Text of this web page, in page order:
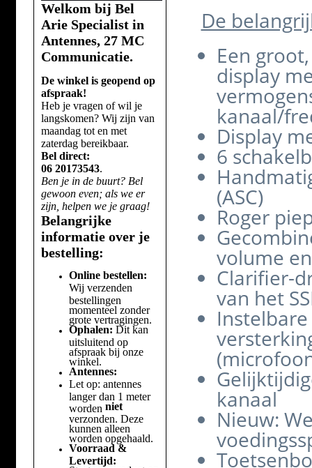
Welkom bij Bel
Arie Specialist in
Antennes, 27 MC
Communicatie.
De winkel is geopend op
afspraak!
Heb je vragen of wil je
langskomen? Wij zijn van
maandag tot en met
zaterdag bereikbaar.
Bel direct:
06 20173543.
Ben je in de buurt? Bel
gewoon even; als we er
zijn, helpen we je graag!
Belangrijke
informatie over je
bestelling:
Online bestellen:
Wij verzenden
bestellingen
momenteel zonder
grote vertragingen.
Ophalen: Dit kan
uitsluitend op
afspraak bij onze
winkel.
Antennes:
Let op: antennes
langer dan 1 meter
worden niet
verzonden. Deze
kunnen alleen
worden opgehaald.
Voorraad &
Levertijd:
De
Een
display
kanaal/
Display
6
(ASC)
Roger
volume
Clarifier-
van het
kanaal
Nieuw: